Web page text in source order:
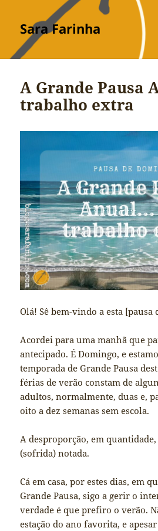
Sara Farinha
A Grande Pausa
trabalho extra
Olá! Sê bem-vindo a esta [pausa
Acordei para uma manhã que
antecipado. É Domingo, e
temporada de Grande Pausa
férias de verão constam de
adultos, normalmente, duas e,
oito a dez semanas sem escola.
A desproporção, em quantidade,
(sofrida) notada.
Cá em casa, por estes dias, em
Grande Pausa, sigo a gerir o
verdade é que prefiro o verão.
estação do ano favorita, e